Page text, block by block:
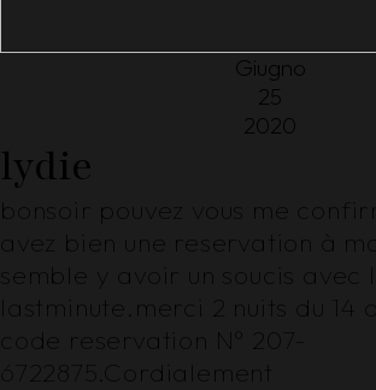
Giugno
25
2020
lydie
bonsoir pouvez vous me
avez bien une reservation à
semble y avoir un soucis avec
lastminute.merci 2 nuits du 14
code reservation N° 207-
6722875.Cordialement